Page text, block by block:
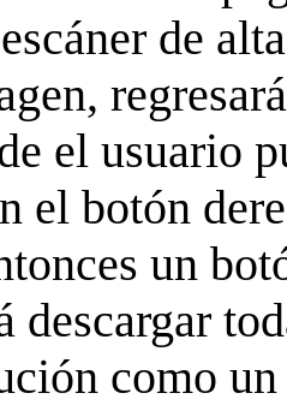
de
el usuario
el botón
un
descargar
como